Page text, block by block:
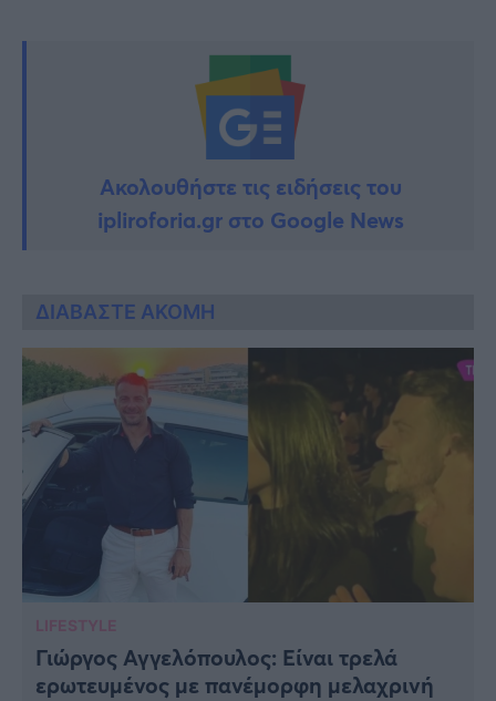
Ακολουθήστε τις ειδήσεις του
ipliroforia.gr στο Google News
ΔΙΑΒΑΣΤΕ ΑΚΟΜΗ
LIFESTYLE
Γιώργος Αγγελόπουλος: Είναι τρελά
ερωτευμένος με πανέμορφη μελαχρινή